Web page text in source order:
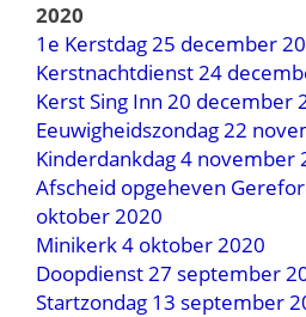
2020
1e Kerstdag 25 december
Kerstnachtdienst 24
Kerst Sing Inn 20 december
Eeuwigheidszondag 22
Kinderdankdag 4 november
Afscheid opgeheven
oktober 2020
Minikerk 4 oktober 2020
Doopdienst 27 september
Startzondag 13 september